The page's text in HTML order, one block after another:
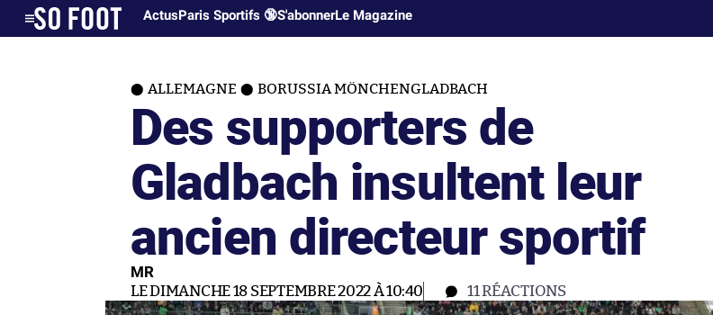
ActusParis Sportifs 🔞S'abonnerLe Magazine
ALLEMAGNE BORUSSIA MÖNCHENGLADBACH
Des supporters de
Gladbach insultent leur
ancien directeur sportif
MR
LE DIMANCHE 18 SEPTEMBRE 2022 À 10:40 11RÉACTIONS